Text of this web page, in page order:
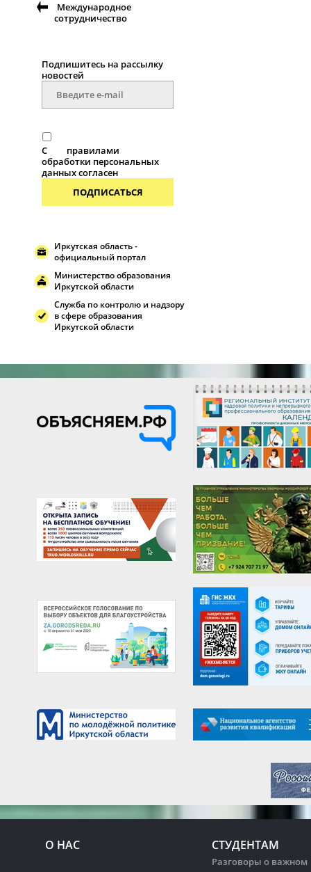
Международное
сотрудничество
Подпишитесь на рассылку
новостей
С
правилами
обработки персональных
данных согласен
ПОДПИСАТЬСЯ
Иркутская область -
официальный портал
Министерство образования
Иркутской области
Служба по контролю и надзору
в сфере образования
Иркутской области
О НАС СТУДЕНТАМ
Разговоры о важном